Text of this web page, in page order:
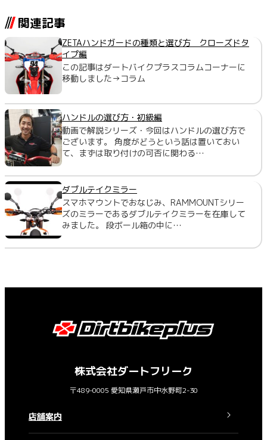
関連記事
ZETAハンドガードの種類と選び方 クローズドタ
イプ編
この記事はダートバイクプラスコラムコーナーに
移動しました→コラム
ハンドルの選び方・初級編
動画で解説シリーズ・今回はハンドルの選び方で
ございます。 角度がどうという話は置いておい
て、まずは取り付けの可否に関わる…
ダブルテイクミラー
スマホマウントでおなじみ、RAMMOUNTシリー
ズのミラーであるダブルテイクミラーを在庫して
みました。 段ボール箱の中に…
株式会社ダートフリーク
〒489-0005 愛知県瀬戸市中水野町2-30
店舗案内